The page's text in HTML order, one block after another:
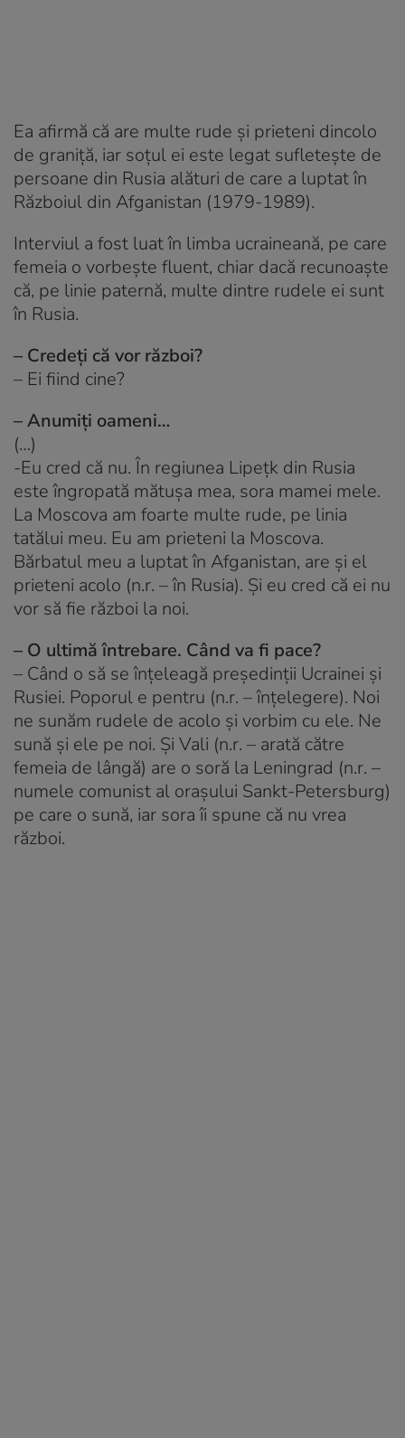
Ea afirmă că are multe rude și prieteni dincolo
de graniță, iar soțul ei este legat sufletește de
persoane din Rusia alături de care a luptat în
Războiul din Afganistan (1979-1989).
Interviul a fost luat în limba ucraineană, pe care
femeia o vorbește fluent, chiar dacă recunoaște
că, pe linie paternă, multe dintre rudele ei sunt
în Rusia.
– Credeți că vor război?
– Ei fiind cine?
– Anumiți oameni…
(…)
-Eu cred că nu. În regiunea Lipețk din Rusia
este îngropată mătușa mea, sora mamei mele.
La Moscova am foarte multe rude, pe linia
tatălui meu. Eu am prieteni la Moscova.
Bărbatul meu a luptat în Afganistan, are și el
prieteni acolo (n.r. – în Rusia). Și eu cred că ei nu
vor să fie război la noi.
– O ultimă întrebare. Când va fi pace?
– Când o să se înțeleagă președinții Ucrainei și
Rusiei. Poporul e pentru (n.r. – înțelegere). Noi
ne sunăm rudele de acolo și vorbim cu ele. Ne
sună și ele pe noi. Și Vali (n.r. – arată către
femeia de lângă) are o soră la Leningrad (n.r. –
numele comunist al orașului Sankt-Petersburg)
pe care o sună, iar sora îi spune că nu vrea
război.